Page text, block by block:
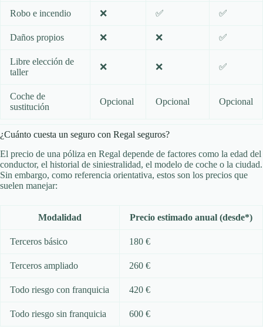
Robo e incendio ❌ ✅ ✅
Daños propios ❌ ❌ ✅
Libre elección de
taller
❌ ❌ ✅
Coche de
sustitución
Opcional Opcional Opcional
¿Cuánto cuesta un seguro con Regal seguros?
El precio de una póliza en Regal depende de factores como la edad del
conductor, el historial de siniestralidad, el modelo de coche o la ciudad.
Sin embargo, como referencia orientativa, estos son los precios que
suelen manejar:
Modalidad Precio estimado anual (desde*)
Terceros básico 180 €
Terceros ampliado 260 €
Todo riesgo con franquicia 420 €
Todo riesgo sin franquicia
600 €